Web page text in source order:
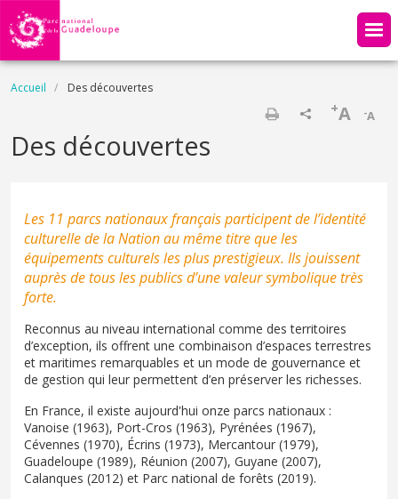
Aller au contenu principal
Fil d'Ariane
Accueil Des découvertes
-A
+A
Des découvertes
Les 11 parcs nationaux français participent de l’identité
culturelle de la Nation au même titre que les
équipements culturels les plus prestigieux. Ils jouissent
auprès de tous les publics d’une valeur symbolique très
forte.
Reconnus au niveau international comme des territoires
d’exception, ils offrent une combinaison d’espaces terrestres
et maritimes remarquables et un mode de gouvernance et
de gestion qui leur permettent d’en préserver les richesses.
En France, il existe aujourd'hui onze parcs nationaux :
Vanoise (1963), Port-Cros (1963), Pyrénées (1967),
Cévennes (1970), Écrins (1973), Mercantour (1979),
Guadeloupe (1989), Réunion (2007), Guyane (2007),
Calanques (2012) et Parc national de forêts (2019).